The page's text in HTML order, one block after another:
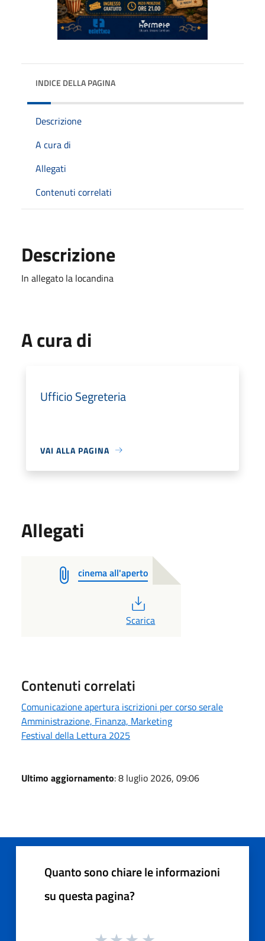
INDICE DELLA PAGINA
Descrizione
A cura di
Allegati
Contenuti correlati
Descrizione
In allegato la locandina
A cura di
Ufficio Segreteria
VAI ALLA PAGINA
Allegati
cinema all'aperto
Scarica
Contenuti correlati
Comunicazione apertura iscrizioni per corso serale
Amministrazione, Finanza, Marketing
Festival della Lettura 2025
Ultimo aggiornamento: 8 luglio 2026, 09:06
Quanto sono chiare le informazioni
su questa pagina?